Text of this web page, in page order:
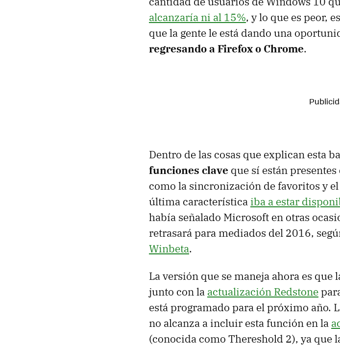
alcanzaría ni al 15%, y lo que es peor,
que la gente le está dando una
regresando a Firefox o Chrome.
Dentro de las cosas que explican esta
funciones clave que sí están
como la sincronización de favoritos y
última característica iba a estar
había señalado Microsoft en otras
retrasará para mediados del 2016,
Winbeta.
La versión que se maneja ahora es que
junto con la actualización Redstone
está programado para el próximo año.
no alcanza a incluir esta función en la
(conocida como Thereshold 2), ya que